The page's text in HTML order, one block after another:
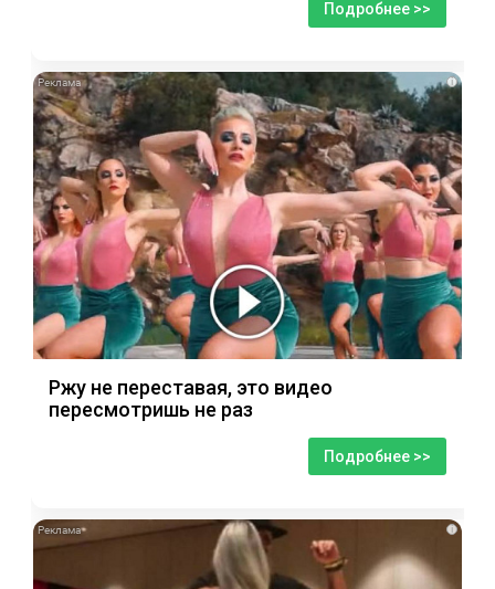
Подробнее >>
i
Ржу не переставая, это видео
пересмотришь не раз
Подробнее >>
i